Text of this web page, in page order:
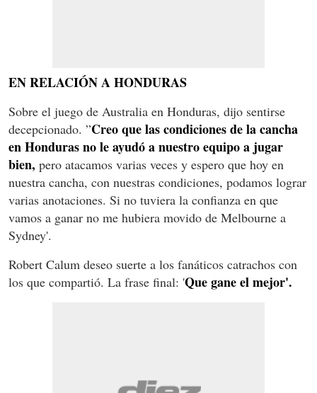
EN RELACIÓN A HONDURAS
Sobre el juego de Australia en Honduras, dijo sentirse
decepcionado. ”Creo que las condiciones de la cancha
en Honduras no le ayudó a nuestro equipo a jugar
bien, pero atacamos varias veces y espero que hoy en
nuestra cancha, con nuestras condiciones, podamos lograr
varias anotaciones. Si no tuviera la confianza en que
vamos a ganar no me hubiera movido de Melbourne a
Sydney'.
Robert Calum deseo suerte a los fanáticos catrachos con
los que compartió. La frase final: 'Que gane el mejor'.